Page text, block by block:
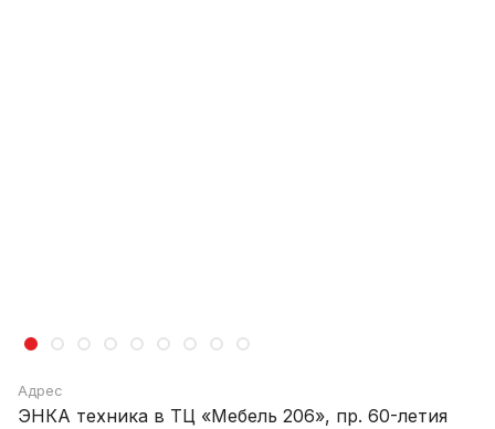
Адрес
ЭНКА техника в ТЦ «Мебель 206», пр. 60-летия